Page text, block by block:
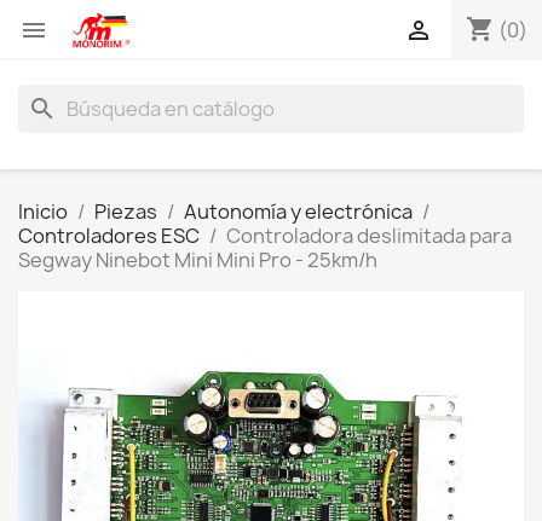
 shopping_cart (0)

search
Inicio Piezas
Autonomía y electrónica
Controladores ESC
Controladora deslimitada para
Segway Ninebot Mini Mini Pro - 25km/h